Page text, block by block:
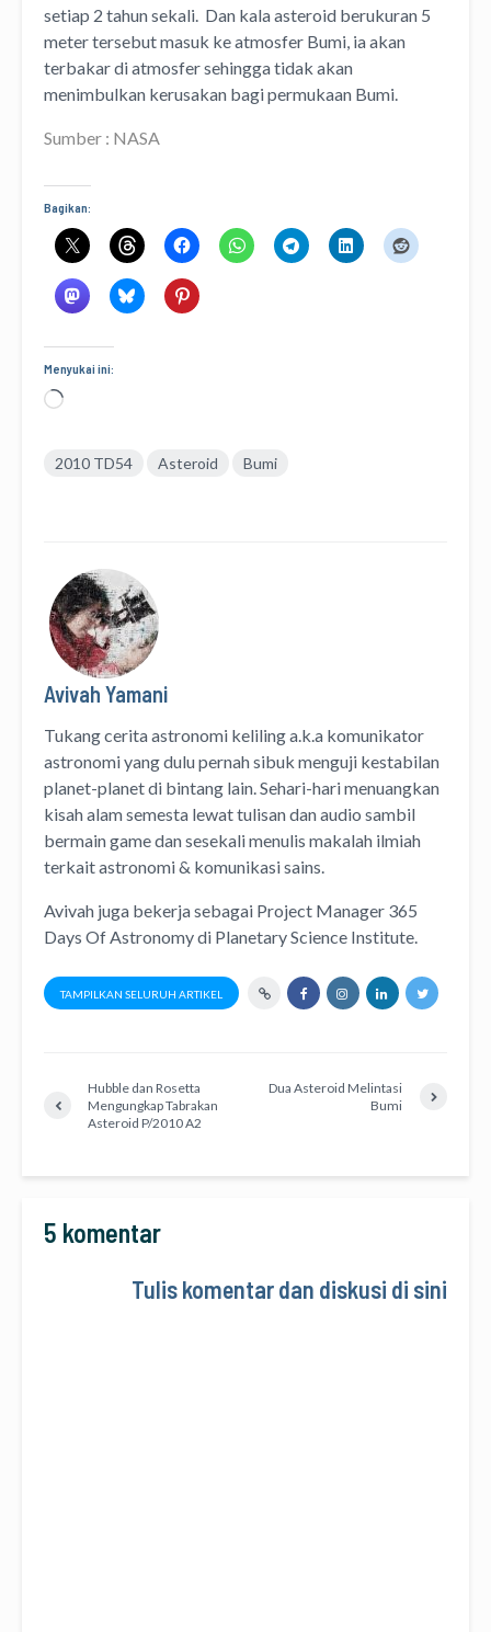
setiap 2 tahun sekali. Dan kala asteroid berukuran 5
meter tersebut masuk ke atmosfer Bumi, ia akan
terbakar di atmosfer sehingga tidak akan
menimbulkan kerusakan bagi permukaan Bumi.
Sumber : NASA
Bagikan:
Menyukai ini:
Memuat...
2010 TD54 Asteroid Bumi
Avivah Yamani
Tukang cerita astronomi kelilinga.k.a komunikator
astronomiyang dulu pernah sibuk menguji kestabilan
planet-planet di bintang lain. Sehari-hari menuangkan
kisah alam semesta lewattulisandanaudio sambil
bermain game dan sesekali menulis makalah ilmiah
terkait astronomi & komunikasi sains.
Avivah juga bekerja sebagai Project Manager 365
Days Of Astronomydi Planetary Science Institute.
TAMPILKAN SELURUH ARTIKEL
Hubble dan Rosetta
Mengungkap Tabrakan
Asteroid P/2010 A2
Dua Asteroid Melintasi
Bumi
5 komentar
Tulis komentar dan diskusi di sini